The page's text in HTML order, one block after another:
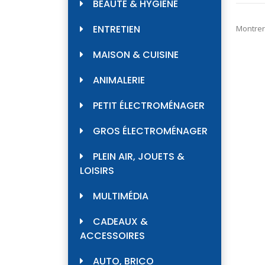
BEAUTÉ & HYGIÈNE
ENTRETIEN
MAISON & CUISINE
ANIMALERIE
PETIT ÉLECTROMÉNAGER
GROS ÉLECTROMÉNAGER
PLEIN AIR, JOUETS &
LOISIRS
MULTIMÉDIA
CADEAUX &
ACCESSOIRES
AUTO, BRICO